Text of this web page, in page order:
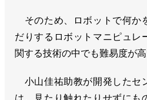
そのため、ロボットで何か
だりするロボットマニピュレ
関する技術の中でも難易度が高
小山佳祐助教が開発したセ